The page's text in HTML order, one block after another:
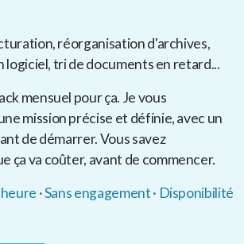
réorganisation d'archives,
logiciel, tri de documents en retard...
mensuel pour ça. Je vous
mission précise et définie, avec un
de démarrer. Vous savez
ça va coûter, avant de commencer.
· Sans engagement · Disponibilité